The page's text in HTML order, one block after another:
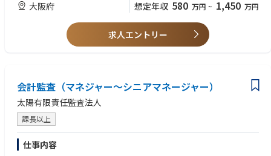
■グループ経営管理方針の策定支援
・グループ原価計算方法の統一支援
・グループ資金／配当方針の統一支援
・投資先ベンチャー作成事業計画の分析支援
・既存事業の損益構造／財務課題分析支援
・MBA
大阪府 想定年収 580 万円 ~ 1,450 万円
求人エントリー
会計監査（マネジャー～シニアマネージャー）
太陽有限責任監査法人
課長以上
仕事内容